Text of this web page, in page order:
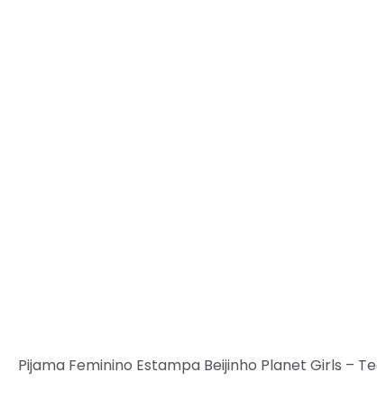
Pijama Feminino Estampa Beijinho Planet Girls –